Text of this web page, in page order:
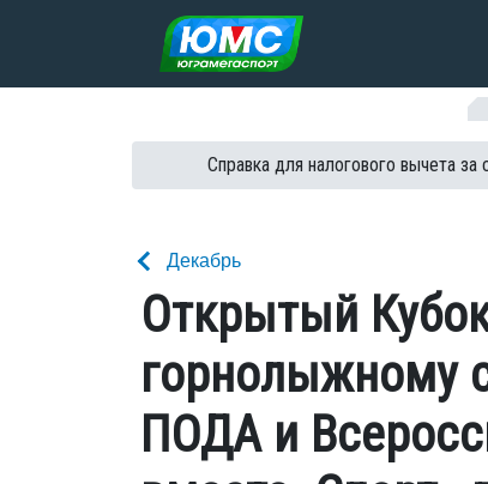
Перейти к содержанию
Справка для налогового вычета за
Декабрь
Открытый
горнолыжному
ПОДА и